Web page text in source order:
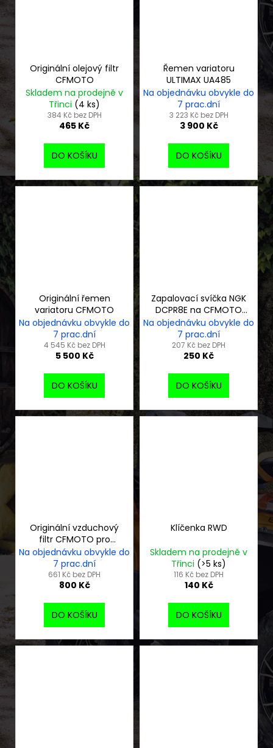
Originální olejový filtr
CFMOTO
Skladem na prodejně v
Třinci (4 ks)
384 Kč bez DPH
465 Kč
DO KOŠÍKU
Řemen variatoru
ULTIMAX UA485
Na objednávku obvykle do
7 prac.dní
3 223 Kč bez DPH
3 900 Kč
DO KOŠÍKU
Originální řemen
variatoru CFMOTO
Na objednávku obvykle do
7 prac.dní
4 545 Kč bez DPH
5 500 Kč
DO KOŠÍKU
Zapalovací svíčka NGK
DCPR8E na CFMOTO
Gladiator
Na objednávku obvykle do
7 prac.dní
207 Kč bez DPH
250 Kč
DO KOŠÍKU
Originální vzduchový
filtr CFMOTO pro
čtyřkolky
Na objednávku obvykle do
7 prac.dní
661 Kč bez DPH
800 Kč
DO KOŠÍKU
Klíčenka RWD
Skladem na prodejně v
Třinci (>5 ks)
116 Kč bez DPH
140 Kč
DO KOŠÍKU